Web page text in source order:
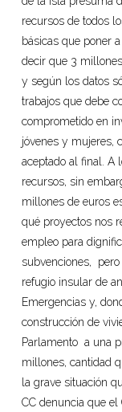
recursos de todos
básicas que poner
decir que 3
y según los datos
trabajos que debe
comprometido en
jóvenes y mujeres,
aceptado al final. A
recursos, sin
millones de euros
qué proyectos nos
empleo para
subvenciones,
refugio insular de
Emergencias y,
construcción de
Parlamento a una
millones, cantidad
la grave situación
CC denuncia que el